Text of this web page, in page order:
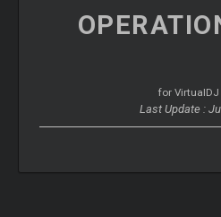
for VirtualDJ
Last Update :